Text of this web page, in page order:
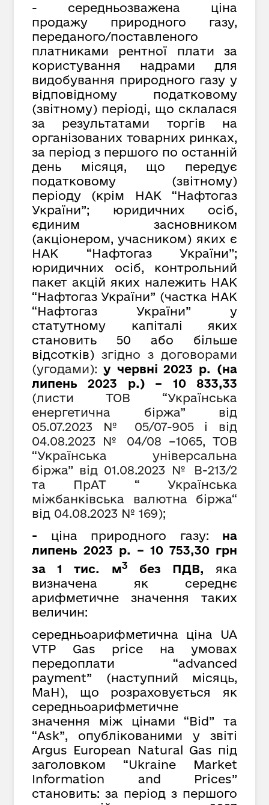
- середньозважена ціна
продажу природного газу,
переданого/поставленого
платниками рентної плати за
користування надрами для
видобування природного газу у
відповідному податковому
(звітному) періоді, що склалася
за результатами торгів на
організованих товарних ринках,
за період з першого по останній
день місяця, що передує
податковому (звітному)
періоду (крім НАК “Нафтогаз
України”; юридичних осіб,
єдиним засновником
(акціонером, учасником) яких є
НАК “Нафтогаз України”;
юридичних осіб, контрольний
пакет акцій яких належить НАК
“Нафтогаз України” (частка НАК
“Нафтогаз України” у
статутному капіталі яких
становить 50 або більше
відсотків) згідно з договорами
(угодами): у червні 2023 р. (на
липень 2023 р.) – 10 833,33
(листи ТОВ “Українська
енергетична біржа” від
05.07.2023 № 05/07-905 і від
04.08.2023 № 04/08 –1065, ТОВ
“Українська універсальна
біржа” від 01.08.2023 № В-213/2
та ПрАТ “ Українська
міжбанківська валютна біржа“
від 04.08.2023 № 169);
- ціна природного газу: на
липень 2023 р. – 10 753,30 грн
за 1 тис. м3 без ПДВ, яка
визначена як середнє
арифметичне значення таких
величин:
середньоарифметична ціна UA
VTP Gas price на умовах
передоплати “advanced
payment” (наступний місяць,
MaH), що розраховується як
cередньоарифметичне
значення між цінами “Bid” та
“Ask”, опублікованими у звіті
Argus European Natural Gas під
заголовком “Ukraine Market
Information and Prices”
становить: за період з першого